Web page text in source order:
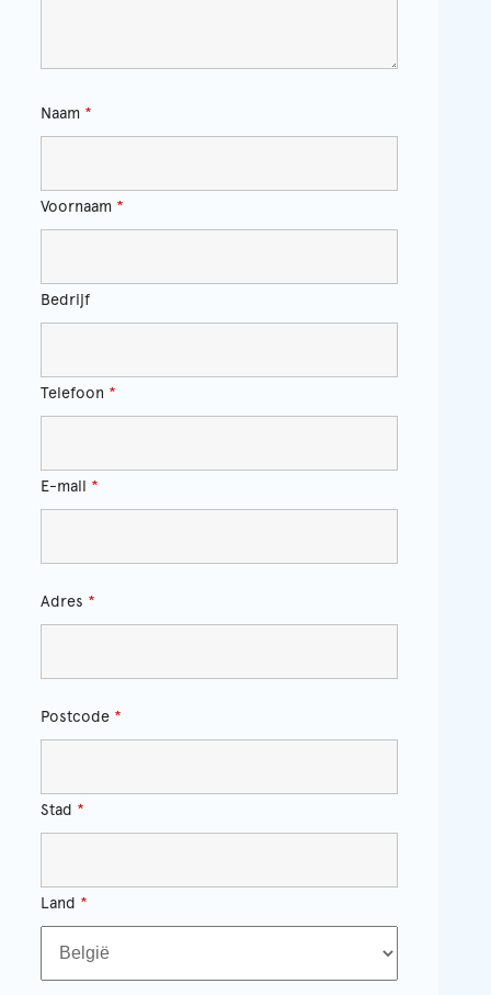
Naam *
Voornaam *
Bedrijf
Telefoon *
E-mail *
Adres *
Postcode *
Stad *
Land *